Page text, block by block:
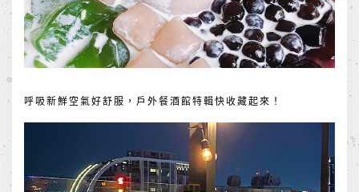
呼吸新鮮空氣好舒服，戶外餐酒館特輯快收藏起來！